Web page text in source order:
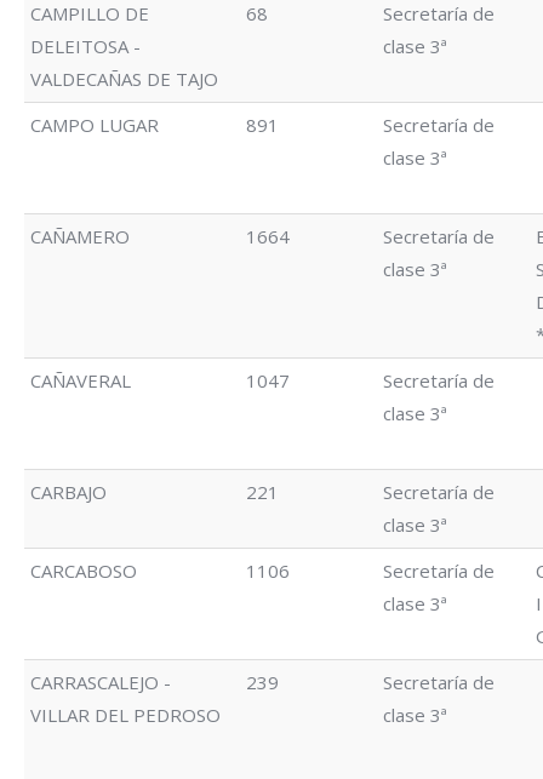
CAMPILLO DE
DELEITOSA -
VALDECAÑAS DE TAJO
68
Secretaría de
clase 3ª
CAMPO LUGAR 891
Secretaría de
clase 3ª
CAÑAMERO 1664
Secretaría de
clase 3ª
CAÑAVERAL
1047
Secretaría de
clase 3ª
CARBAJO 221
Secretaría de
clase 3ª
CARCABOSO
1106
Secretaría de
clase 3ª
CARRASCALEJO -
VILLAR DEL PEDROSO
239
Secretaría de
clase 3ª